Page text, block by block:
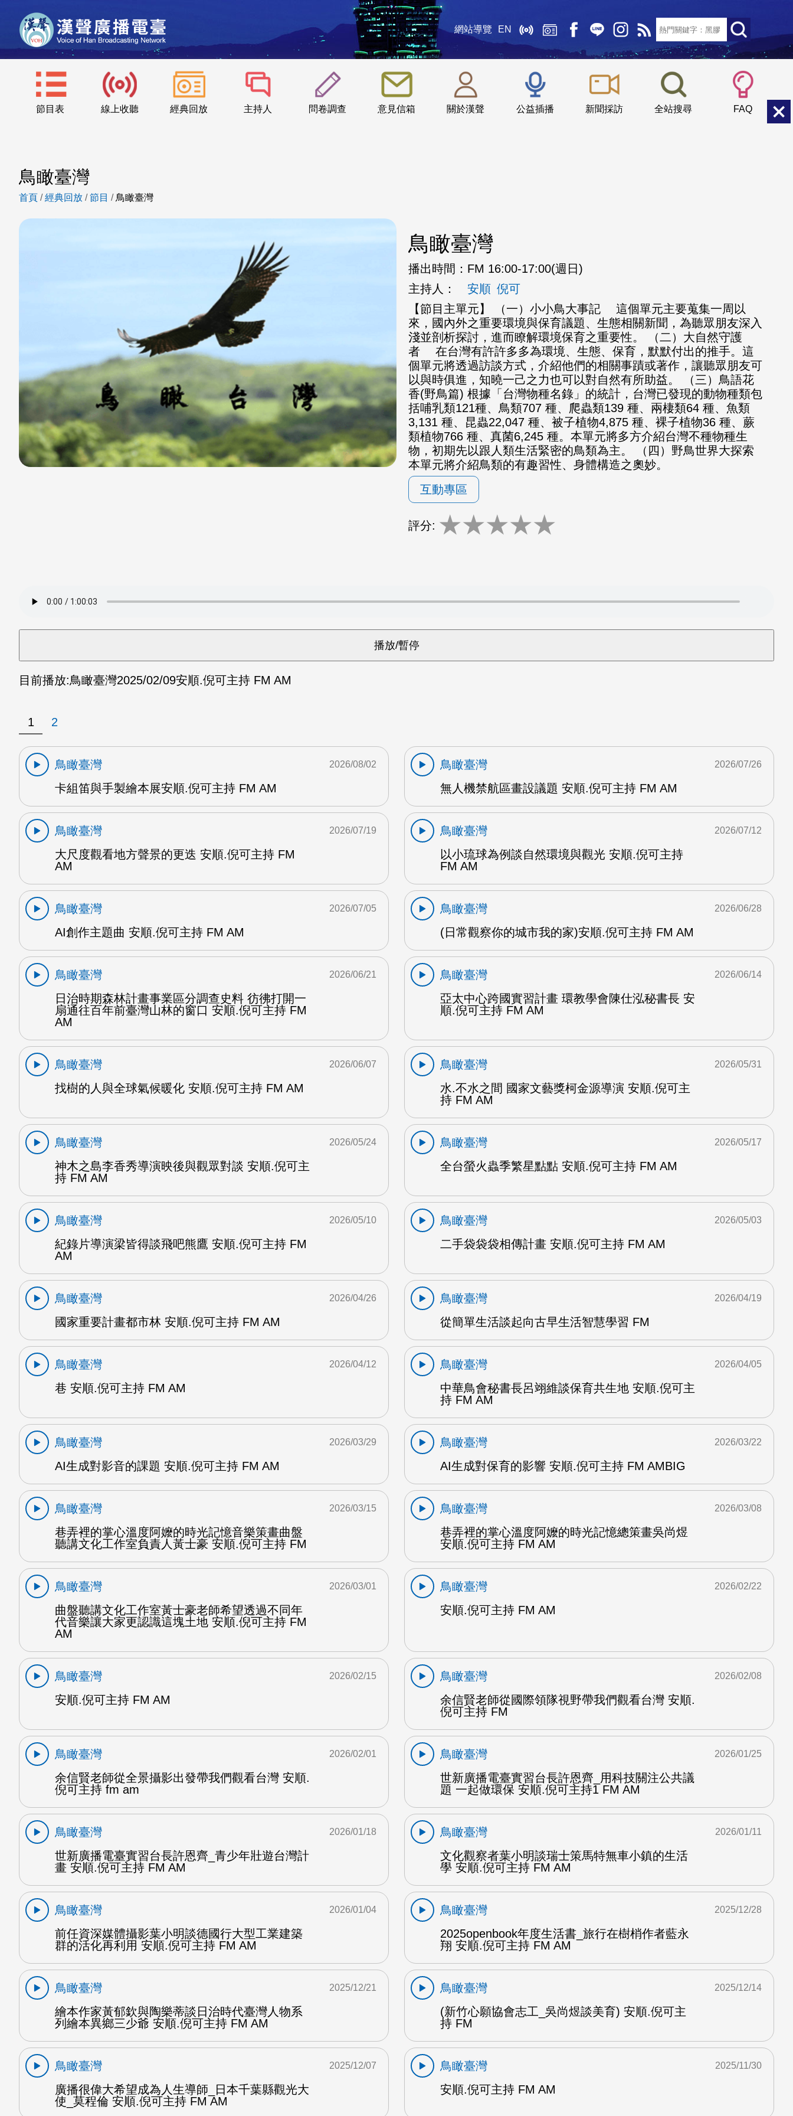
網站導覽 EN
節目表 線上收聽 經典回放 主持人 問卷調查 意見信箱 關於漢聲 公益插播 新聞採訪 全站搜尋 FAQ
::: 小 中
鳥瞰臺灣
首頁 /經典回放 /節目 / 鳥瞰臺灣
鳥瞰臺灣
播出時間： FM 16:00-17:00(週日)
主持人：
安順 倪可
【節目主單元】 （一）小小鳥大事記 這個單元主要蒐集一周以
來，國內外之重要環境與保育議題、生態相關新聞，為聽眾朋友深入
淺並剖析探討，進而瞭解環境保育之重要性。 （二）大自然守護
者 在台灣有許許多多為環境、生態、保育，默默付出的推手。這
個單元將透過訪談方式，介紹他們的相關事蹟或著作，讓聽眾朋友可
以與時俱進，知曉一己之力也可以對自然有所助益。 （三）鳥語花
香(野鳥篇) 根據「台灣物種名錄」的統計，台灣已發現的動物種類包
括哺乳類121種、鳥類707 種、爬蟲類139 種、兩棲類64 種、魚類
3,131 種、昆蟲22,047 種、被子植物4,875 種、裸子植物36 種、蕨
類植物766 種、真菌6,245 種。本單元將多方介紹台灣不種物種生
物，初期先以跟人類生活緊密的鳥類為主。 （四）野鳥世界大探索
本單元將介紹鳥類的有趣習性、身體構造之奧妙。
互動專區
評分: ★★★★★
目前播放:鳥瞰臺灣2025/02/09安順.倪可主持 FM AM
1 2
鳥瞰臺灣
卡組笛與手製繪本展安順.倪可主持 FM AM
2026/08/02
鳥瞰臺灣
無人機禁航區畫設議題 安順.倪可主持 FM AM
2026/07/26
鳥瞰臺灣
大尺度觀看地方聲景的更迭 安順.倪可主持 FM
AM
2026/07/19
鳥瞰臺灣
以小琉球為例談自然環境與觀光 安順.倪可主持
FM AM
2026/07/12
鳥瞰臺灣
AI創作主題曲 安順.倪可主持 FM AM
2026/07/05
鳥瞰臺灣
(日常觀察你的城市我的家)安順.倪可主持 FM AM
2026/06/28
鳥瞰臺灣
日治時期森林計畫事業區分調查史料 彷彿打開一
扇通往百年前臺灣山林的窗口 安順.倪可主持 FM
AM
2026/06/21
鳥瞰臺灣
亞太中心跨國實習計畫 環教學會陳仕泓秘書長 安
順.倪可主持 FM AM
2026/06/14
鳥瞰臺灣
找樹的人與全球氣候暖化 安順.倪可主持 FM AM
2026/06/07
鳥瞰臺灣
水.不水之間 國家文藝獎柯金源導演 安順.倪可主
持 FM AM
2026/05/31
鳥瞰臺灣
神木之島李香秀導演映後與觀眾對談 安順.倪可主
持 FM AM
2026/05/24
鳥瞰臺灣
全台螢火蟲季繁星點點 安順.倪可主持 FM AM
2026/05/17
鳥瞰臺灣
紀錄片導演梁皆得談飛吧熊鷹 安順.倪可主持 FM
AM
2026/05/10
鳥瞰臺灣
二手袋袋袋相傳計畫 安順.倪可主持 FM AM
2026/05/03
鳥瞰臺灣
國家重要計畫都市林 安順.倪可主持 FM AM
2026/04/26
鳥瞰臺灣
從簡單生活談起向古早生活智慧學習 FM
2026/04/19
鳥瞰臺灣
巷 安順.倪可主持 FM AM
2026/04/12
鳥瞰臺灣
中華鳥會秘書長呂翊維談保育共生地 安順.倪可主
持 FM AM
2026/04/05
鳥瞰臺灣
AI生成對影音的課題 安順.倪可主持 FM AM
2026/03/29
鳥瞰臺灣
AI生成對保育的影響 安順.倪可主持 FM AMBIG
2026/03/22
鳥瞰臺灣
巷弄裡的掌心溫度阿嬤的時光記憶音樂策畫曲盤
聽講文化工作室負責人黃士豪 安順.倪可主持 FM
2026/03/15
鳥瞰臺灣
巷弄裡的掌心溫度阿嬤的時光記憶總策畫吳尚煜
安順.倪可主持 FM AM
2026/03/08
鳥瞰臺灣
曲盤聽講文化工作室黃士豪老師希望透過不同年
代音樂讓大家更認識這塊土地 安順.倪可主持 FM
AM
2026/03/01
鳥瞰臺灣
安順.倪可主持 FM AM
2026/02/22
鳥瞰臺灣
安順.倪可主持 FM AM
2026/02/15
鳥瞰臺灣
余信賢老師從國際領隊視野帶我們觀看台灣 安順.
倪可主持 FM
2026/02/08
鳥瞰臺灣
余信賢老師從全景攝影出發帶我們觀看台灣 安順.
倪可主持 fm am
2026/02/01
鳥瞰臺灣
世新廣播電臺實習台長許恩齊_用科技關注公共議
題 一起做環保 安順.倪可主持1 FM AM
2026/01/25
鳥瞰臺灣
世新廣播電臺實習台長許恩齊_青少年壯遊台灣計
畫 安順.倪可主持 FM AM
2026/01/18
鳥瞰臺灣
文化觀察者葉小明談瑞士策馬特無車小鎮的生活
學 安順.倪可主持 FM AM
2026/01/11
鳥瞰臺灣
前任資深媒體攝影葉小明談德國行大型工業建築
群的活化再利用 安順.倪可主持 FM AM
2026/01/04
鳥瞰臺灣
2025openbook年度生活書_旅行在樹梢作者藍永
翔 安順.倪可主持 FM AM
2025/12/28
鳥瞰臺灣
繪本作家黃郁欽與陶樂蒂談日治時代臺灣人物系
列繪本異鄉三少爺 安順.倪可主持 FM AM
2025/12/21
鳥瞰臺灣
(新竹心願協會志工_吳尚煜談美育) 安順.倪可主
持 FM
2025/12/14
鳥瞰臺灣
廣播很偉大希望成為人生導師_日本千葉縣觀光大
使_莫程倫 安順.倪可主持 FM AM
2025/12/07
鳥瞰臺灣
安順.倪可主持 FM AM
2025/11/30